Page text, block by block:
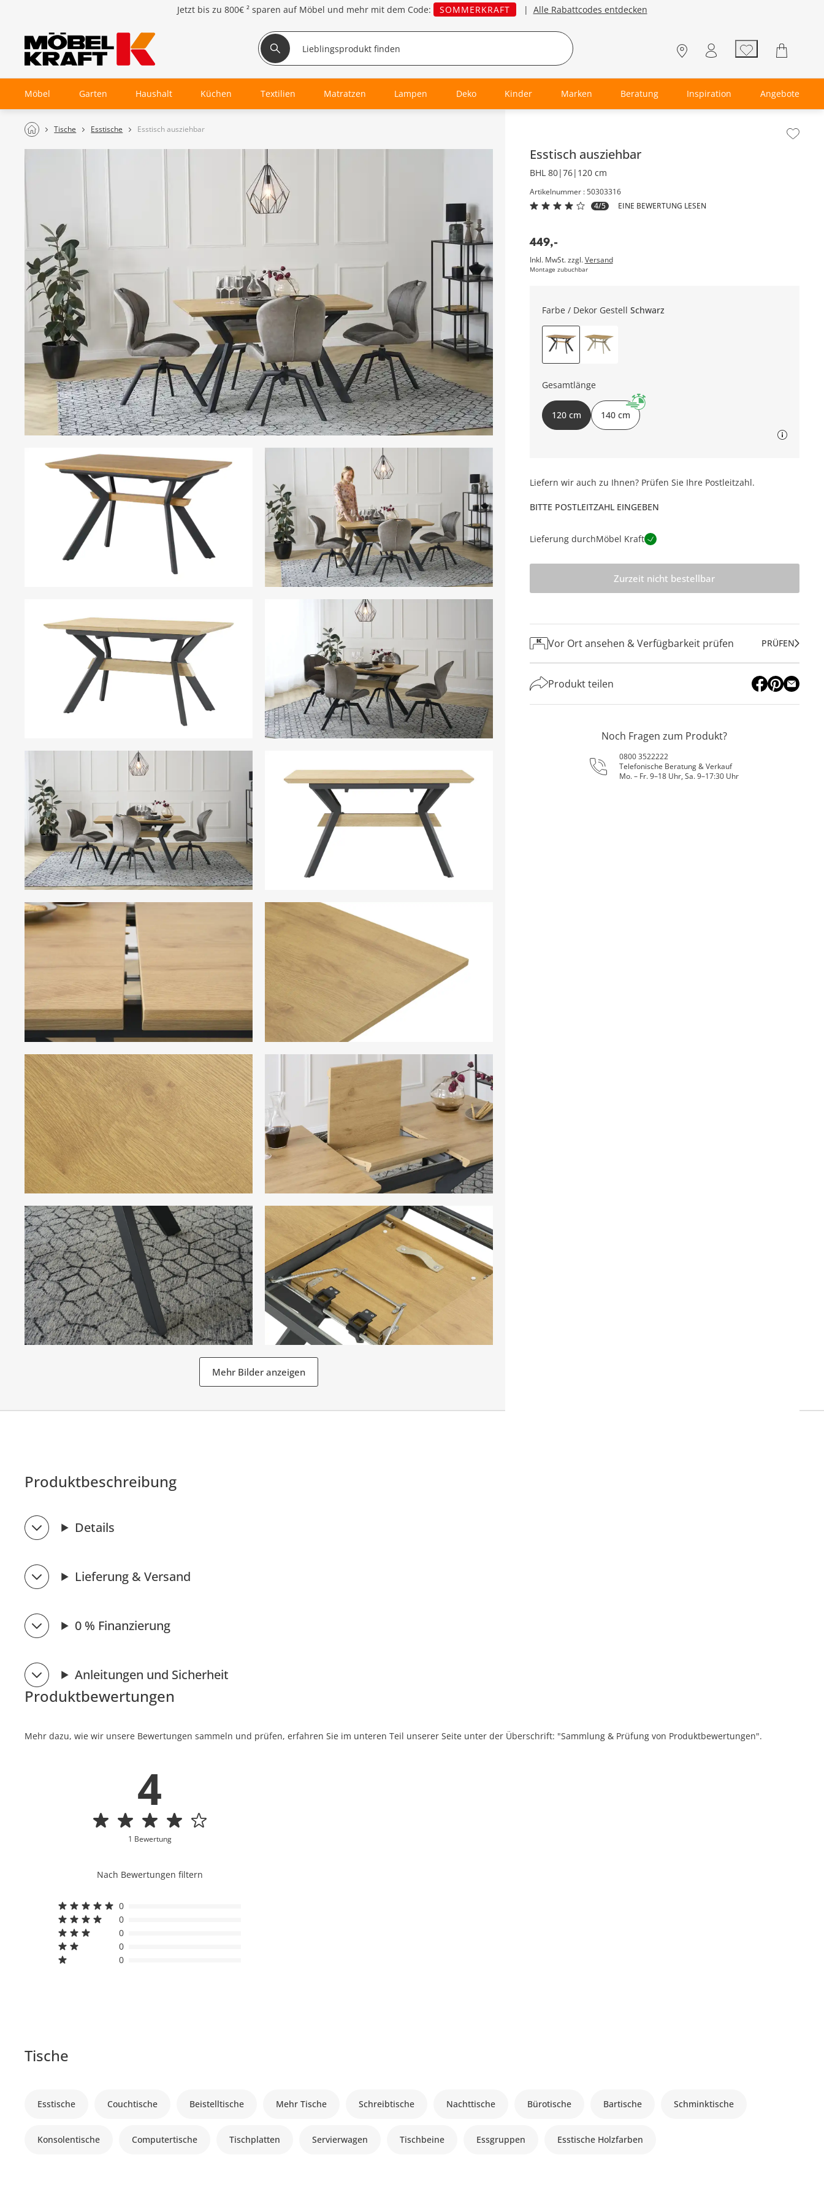
Jetzt bis zu 800€ ² sparen auf Möbel und mehr mit dem Code: SOMMERKRAFT | Alle Rabattcodes entdecken
Möbel Garten Haushalt Küchen Textilien Matratzen Lampen Deko Kinder Marken Beratung Inspiration Angebote
Tische Esstische Esstisch ausziehbar
Mehr Bilder anzeigen
Esstisch ausziehbar
BHL 80|76|120 cm
Artikelnummer : 50303316
4/5
EINE BEWERTUNG LESEN
449,-
Inkl. MwSt. zzgl.Versand
Montage zubuchbar
Farbe / Dekor Gestell Schwarz
Gesamtlänge
120 cm 140 cm
Liefern wir auch zu Ihnen? Prüfen Sie Ihre Postleitzahl.
BITTE POSTLEITZAHL EINGEBEN
Lieferung durchMöbel Kraft
Zurzeit nicht bestellbar
Vor Ort ansehen & Verfügbarkeit prüfen PRÜFEN
Produkt teilen
Noch Fragen zum Produkt?
0800 3522222
Telefonische Beratung & Verkauf
Mo. – Fr. 9–18 Uhr, Sa. 9–17:30 Uhr
Produktbeschreibung
Details
Lieferung & Versand
0 % Finanzierung
Anleitungen und Sicherheit
Produktbewertungen
Mehr dazu, wie wir unsere Bewertungen sammeln und prüfen, erfahren Sie im unteren Teil unserer Seite unter der Überschrift: "Sammlung & Prüfung von Produktbewertungen".
4
1 Bewertung
Nach Bewertungen filtern
0
0
0
0
0
Tische
Esstische Couchtische Beistelltische Mehr Tische Schreibtische Nachttische Bürotische Bartische Schminktische
Konsolentische Computertische Tischplatten Servierwagen Tischbeine Essgruppen Esstische Holzfarben